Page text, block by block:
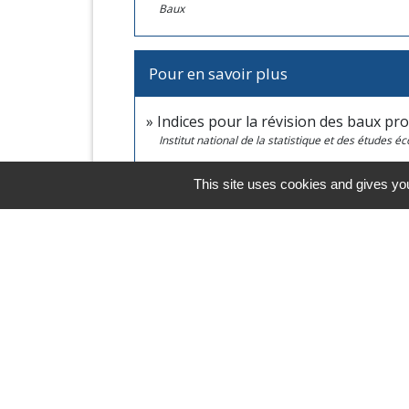
Baux
Pour en savoir plus
Indices pour la révision des baux
Institut national de la statistique et des études
Comment évaluer un fonds de
Chambre de commerce et d'industrie de Paris -
Indice des loyers commerciaux (ILC)
This site uses cookies and gives